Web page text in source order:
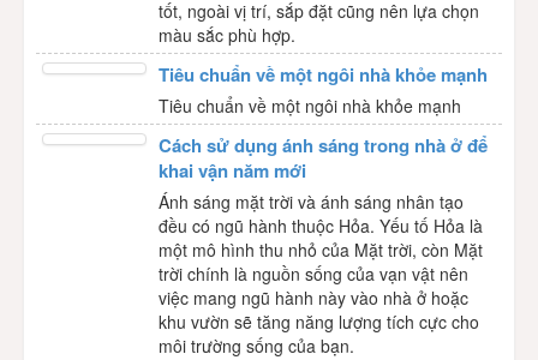
tốt, ngoài vị trí, sắp đặt cũng nên lựa chọn
màu sắc phù hợp.
Tiêu chuẩn về một ngôi nhà khỏe mạnh
Tiêu chuẩn về một ngôi nhà khỏe mạnh
Cách sử dụng ánh sáng trong nhà ở để
khai vận năm mới
Ánh sáng mặt trời và ánh sáng nhân tạo
đều có ngũ hành thuộc Hỏa. Yếu tố Hỏa là
một mô hình thu nhỏ của Mặt trời, còn Mặt
trời chính là nguồn sống của vạn vật nên
việc mang ngũ hành này vào nhà ở hoặc
khu vườn sẽ tăng năng lượng tích cực cho
môi trường sống của bạn.